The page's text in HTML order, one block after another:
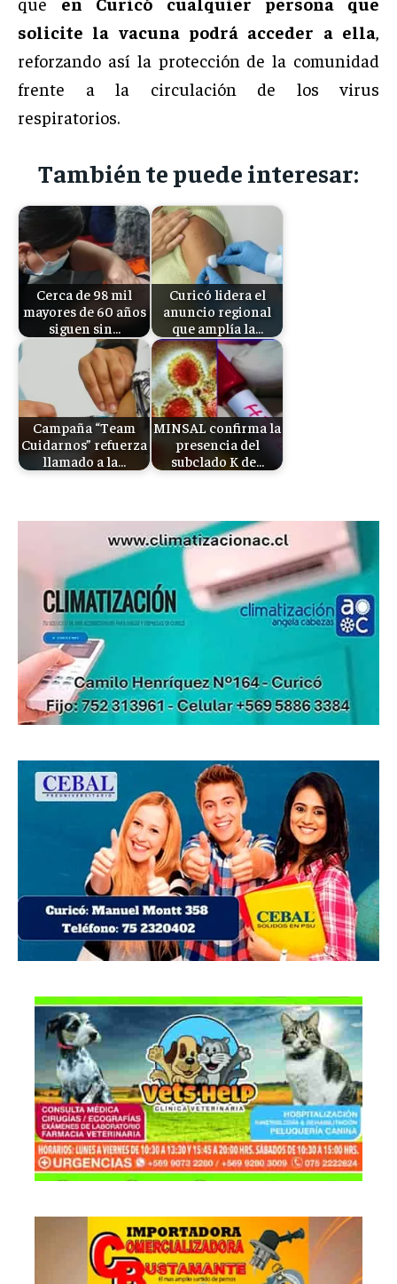
solicite la vacuna podrá acceder a ella,
reforzando así la protección de la comunidad
frente a la circulación de los virus
respiratorios.
También te puede interesar:
Cerca de 98 mil
mayores de 60 años
siguen sin…
Curicó lidera el
anuncio regional
que amplía la…
Campaña “Team
Cuidarnos” refuerza
llamado a la…
MINSAL confirma la
presencia del
subclado K de…